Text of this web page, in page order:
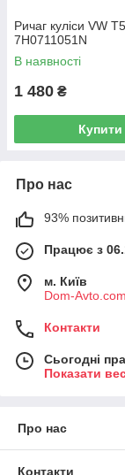
Ричаг куліси VW
7H0711051N
В наявності
1 480 ₴
Купити
Про нас
93%
Працює з
м. Київ
Dom-
Контакти
Сьогодні
Показати
Про нас
Контакти